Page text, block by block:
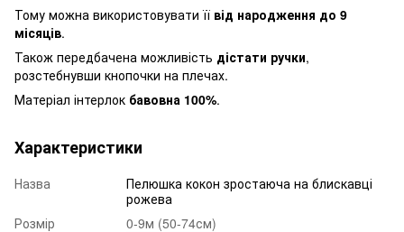
Тому можна використовувати її від народження до 9
місяців.
Також передбачена можливість дістати ручки,
розстебнувши кнопочки на плечах.
Матеріал інтерлок бавовна 100%.
Характеристики
Назва
Пелюшка кокон зростаюча на блискавці
рожева
Розмір
0-9м (50-74см)